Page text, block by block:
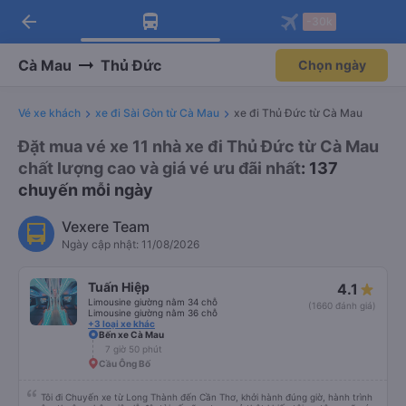
Tải app Vexere ngay!
Nhận ưu đãi thành viên độc
Mở app
Tải app Vexere
-30k/ghế khi đặt vé máy bay qua
Mở app
arrow_back
Cà Mau Thủ Đức Chọn ngày
Vé xe khách xe đi Sài Gòn từ Cà Mau xe đi Thủ Đức từ Cà Mau
Đặt mua vé xe 11 nhà xe đi Thủ Đức từ Cà Mau
chất lượng cao và giá vé ưu đãi nhất: 137
chuyến mỗi ngày
Vexere Team
Ngày cập nhật: 11/08/2026
Tuấn Hiệp
Limousine giường nằm 34 chỗ
Limousine giường nằm 36 chỗ
+3 loại xe khác
4.1
(1660 đánh giá)
Bến xe Cà Mau
7 giờ 50 phút
Cầu Ông Bố
Tôi đi Chuyến xe từ Long Thành đến Cần Thơ, khởi hành đúng giờ, hành trình